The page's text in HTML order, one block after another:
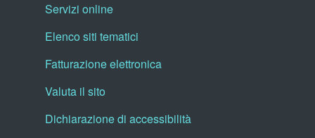
Servizi online
Elenco siti tematici
Fatturazione elettronica
Valuta il sito
Dichiarazione di accessibilità